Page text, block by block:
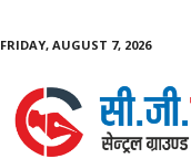
FRIDAY, AUGUST 7, 2026